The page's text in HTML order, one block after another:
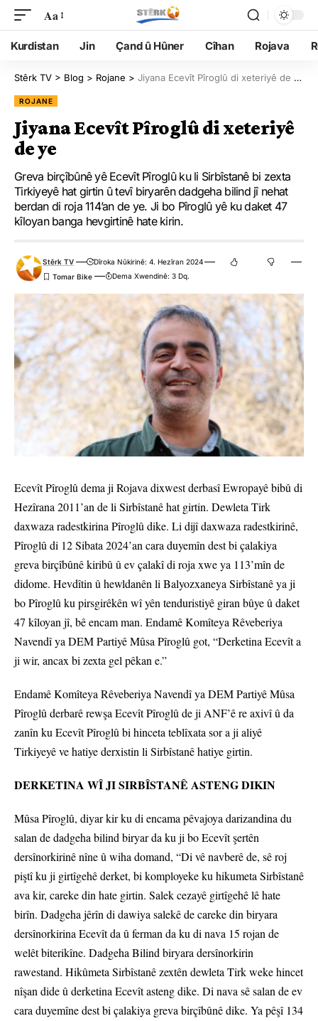
Aa
Kurdistan Jin Çand û Hûner Cîhan Rojava
Stêrk TV > Blog > Rojane > Jiyana Ecevît Pîroglû di xeteriyê de ye
ROJANE
Jiyana Ecevît Pîroglû di xeteriyê
de ye
Greva birçîbûnê yê Ecevît Pîroglû ku li Sirbîstanê bi zexta
Tirkiyeyê hat girtin û tevî biryarên dadgeha bilind jî nehat
berdan di roja 114’an de ye. Ji bo Pîroglû yê ku daket 47
kîloyan banga hevgirtinê hate kirin.
Stêrk TV
Dîroka Nûkirinê: 4. Hezîran 2024
Dema Xwendinê: 3 Dq.
Ecevît Pîroglû dema ji Rojava dixwest derbasî Ewropayê bibû di
Hezîrana 2011’an de li Sirbîstanê hat girtin. Dewleta Tirk
daxwaza radestkirina Pîroglû dike. Li dijî daxwaza radestkirinê,
Pîroglû di 12 Sibata 2024’an cara duyemîn dest bi çalakiya
greva birçîbûnê kiribû û ev çalakî di roja xwe ya 113’mîn de
didome. Hevdîtin û hewldanên li Balyozxaneya Sirbîstanê ya ji
bo Pîroglû ku pirsgirêkên wî yên tenduristiyê giran bûye û daket
47 kîloyan jî, bê encam man. Endamê Komîteya Rêveberiya
Navendî ya DEM Partiyê Mûsa Pîroglû got, “Derketina Ecevît a
ji wir, ancax bi zexta gel pêkan e.”
Endamê Komîteya Rêveberiya Navendî ya DEM Partiyê Mûsa
Pîroglû derbarê rewşa Ecevît Pîroglû de ji ANF’ê re axivî û da
zanîn ku Ecevît Pîroglû bi hinceta teblîxata sor a ji aliyê
Tirkiyeyê ve hatiye derxistin li Sirbîstanê hatiye girtin.
DERKETINA WÎ JI SIRBÎSTANÊ ASTENG DIKIN
Mûsa Pîroglû, diyar kir ku di encama pêvajoya darizandina du
salan de dadgeha bilind biryar da ku ji bo Ecevît şertên
dersînorkirinê nîne û wiha domand, “Di vê navberê de, sê roj
piştî ku ji girtîgehê derket, bi komployeke ku hikumeta Sirbîstanê
ava kir, careke din hate girtin. Salek cezayê girtîgehê lê hate
birîn. Dadgeha jêrîn di dawiya salekê de careke din biryara
dersînorkirina Ecevît da û ferman da ku di nava 15 rojan de
welêt biterikîne. Dadgeha Bilind biryara dersînorkirin
rawestand. Hikûmeta Sirbîstanê zextên dewleta Tirk weke hincet
nîşan dide û derketina Ecevît asteng dike. Di nava sê salan de ev
cara duyemîne dest bi çalakiya greva birçîbûnê dike. Ya pêşî 134